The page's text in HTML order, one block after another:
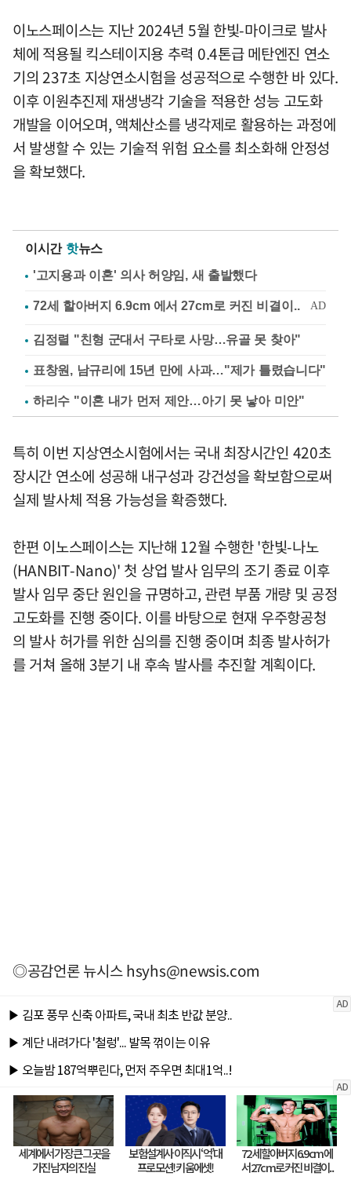
이노스페이스는 지난 2024년 5월 한빛-마이크로 발사
체에 적용될 킥스테이지용 추력 0.4톤급 메탄엔진 연소
기의 237초 지상연소시험을 성공적으로 수행한 바 있다.
이후 이원추진제 재생냉각 기술을 적용한 성능 고도화
개발을 이어오며, 액체산소를 냉각제로 활용하는 과정에
서 발생할 수 있는 기술적 위험 요소를 최소화해 안정성
을 확보했다.
이시간 핫뉴스
'고지용과 이혼' 의사 허양임, 새 출발했다
김정렬 "친형 군대서 구타로 사망…유골 못 찾아"
표창원, 남규리에 15년 만에 사과…"제가 틀렸습니다"
하리수 "이혼 내가 먼저 제안…아기 못 낳아 미안"
특히 이번 지상연소시험에서는 국내 최장시간인 420초
장시간 연소에 성공해 내구성과 강건성을 확보함으로써
실제 발사체 적용 가능성을 확증했다.
한편 이노스페이스는 지난해 12월 수행한 '한빛-나노
(HANBIT-Nano)' 첫 상업 발사 임무의 조기 종료 이후
발사 임무 중단 원인을 규명하고, 관련 부품 개량 및 공정
고도화를 진행 중이다. 이를 바탕으로 현재 우주항공청
의 발사 허가를 위한 심의를 진행 중이며 최종 발사허가
를 거쳐 올해 3분기 내 후속 발사를 추진할 계획이다.
◎공감언론 뉴시스hsyhs@newsis.com